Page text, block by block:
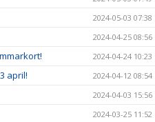
2024-05-03 07:38
2024-04-25 08:56
2024-04-24 10:23
april! 2024-04-12 08:54
2024-04-03 15:56
2024-03-25 11:52